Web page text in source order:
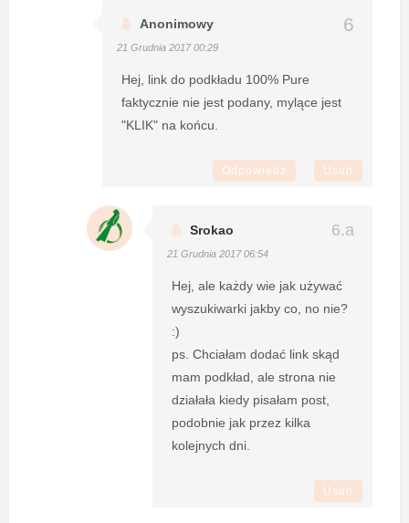
Anonimowy
21 Grudnia 2017 00:29
Hej, link do podkładu 100% Pure
faktycznie nie jest podany, mylące jest
"KLIK" na końcu.
Odpowiedz Usuń
Srokao
21 Grudnia 2017 06:54
Hej, ale każdy wie jak używać
wyszukiwarki jakby co, no nie?
:)
ps. Chciałam dodać link skąd
mam podkład, ale strona nie
działała kiedy pisałam post,
podobnie jak przez kilka
kolejnych dni.
Usuń